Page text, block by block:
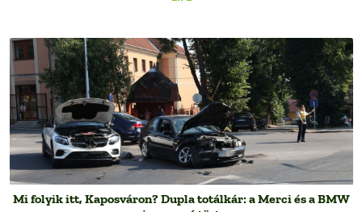
Mi folyik itt, Kaposváron? Dupla totálkár: a Merci és a BMW